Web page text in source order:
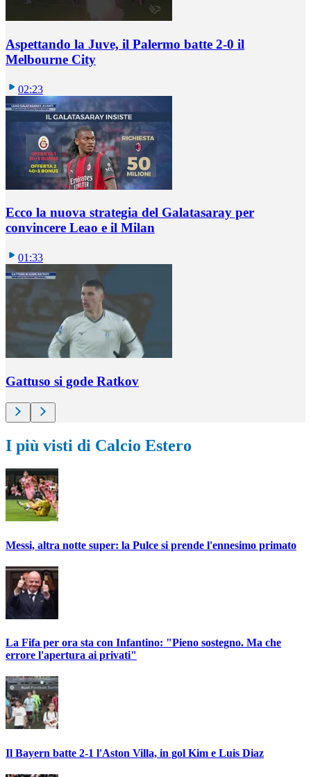
Aspettando la Juve, il Palermo batte 2-0 il
Melbourne City
02:23
Ecco la nuova strategia del Galatasaray per
convincere Leao e il Milan
01:33
Gattuso si gode Ratkov
I più visti di Calcio Estero
Messi, altra notte super: la Pulce si prende l'ennesimo primato
La Fifa per ora sta con Infantino: "Pieno sostegno. Ma che
errore l'apertura ai privati"
Il Bayern batte 2-1 l'Aston Villa, in gol Kim e Luis Diaz